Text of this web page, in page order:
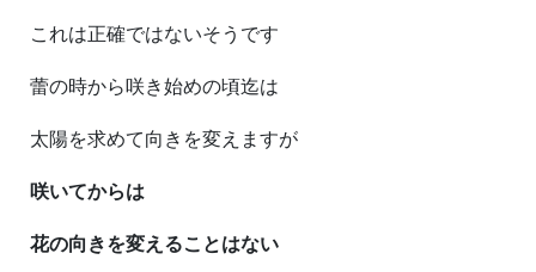
これは正確ではないそうです
蕾の時から咲き始めの頃迄は
太陽を求めて向きを変えますが
咲いてからは
花の向きを変えることはない